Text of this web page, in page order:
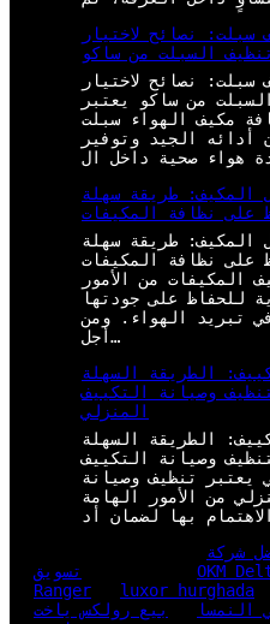
سبلت: نصائح لاختيار
السبلت من ساكو
سبلت: نصائح لاختيار
من ساكو يعتبر
مكيف الهواء سبلت
أدائه الجيد وتوفير
المكيف: طريقة سهلة
على نظافة المكيفات
المكيف: طريقة سهلة
على نظافة المكيفات
المكيفات من الأمور
للحفاظ على جودتها
تبريد الهواء. ومن
أجل…
الطريقة السهلة
وصيانة التكييف
المنزلي
الطريقة السهلة
وصيانة التكييف
يعتبر تنظيف وصيانة
من الأمور الهامة
شركة
تسويق
OKM
Ranger
luxor hurghada
النمسا
بيع رولكس ياخت